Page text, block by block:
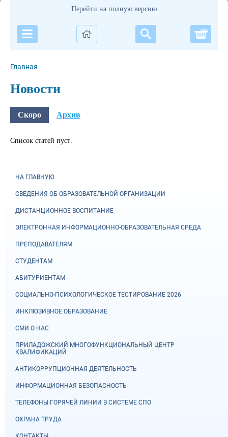
Перейти на полную версию
Главная
Новости
Скоро Архив
Список статей пуст.
НА ГЛАВНУЮ
СВЕДЕНИЯ ОБ ОБРАЗОВАТЕЛЬНОЙ ОРГАНИЗАЦИИ
ДИСТАНЦИОННОЕ ВОСПИТАНИЕ
ЭЛЕКТРОННАЯ ИНФОРМАЦИОННО-ОБРАЗОВАТЕЛЬНАЯ СРЕДА
ПРЕПОДАВАТЕЛЯМ
СТУДЕНТАМ
АБИТУРИЕНТАМ
СОЦИАЛЬНО-ПСИХОЛОГИЧЕСКОЕ ТЕСТИРОВАНИЕ 2026
ИНКЛЮЗИВНОЕ ОБРАЗОВАНИЕ
СМИ О НАС
ПРИЛАДОЖСКИЙ МНОГОФУНКЦИОНАЛЬНЫЙ ЦЕНТР
КВАЛИФИКАЦИЙ
АНТИКОРРУПЦИОННАЯ ДЕЯТЕЛЬНОСТЬ
ИНФОРМАЦИОННАЯ БЕЗОПАСНОСТЬ
ТЕЛЕФОНЫ ГОРЯЧЕЙ ЛИНИИ В СИСТЕМЕ СПО
ОХРАНА ТРУДА